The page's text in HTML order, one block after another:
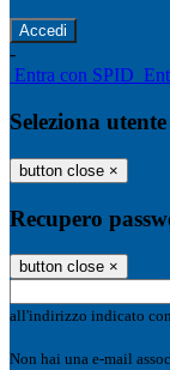
-
Entra con SPID
Seleziona utente
button close ×
Recupero
button close ×
all'indirizzo indicato
Non hai una e-mail